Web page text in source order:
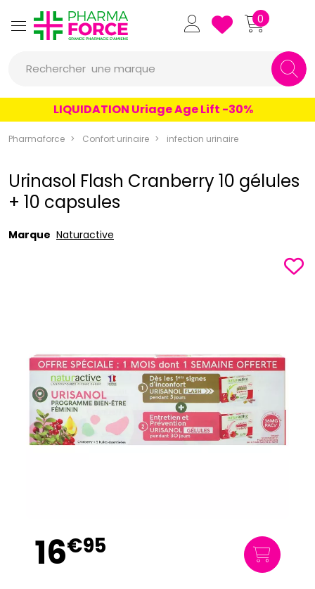
Pharmaforce Grande Pharmacie
0
Rechercher une marque
un produit
LIQUIDATION Uriage Age Lift -30%
Pharmaforce Confort urinaire infection urinaire
Urinasol Flash Cranberry 10 gélules
+ 10 capsules
Marque Naturactive
16€95